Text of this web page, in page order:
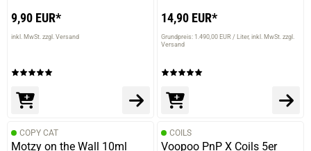
9,90 EUR*
inkl. MwSt. zzgl. Versand
14,90 EUR*
Grundpreis: 1.490,00 EUR / Liter inkl. MwSt. zzgl.
Versand
COPY CAT
Motzy on the Wall 10ml
COILS
Voopoo PnP X Coils 5er